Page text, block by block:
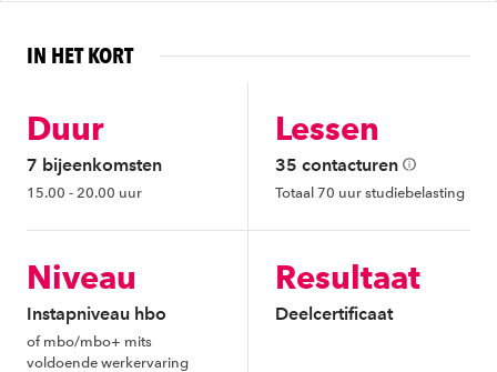
IN HET KORT
Duur
7 bijeenkomsten
15.00 - 20.00 uur
Lessen
35 contacturen
Totaal 70 uur studiebelasting
Niveau
Instapniveau hbo
of mbo/mbo+ mits
voldoende werkervaring
Resultaat
Deelcertificaat